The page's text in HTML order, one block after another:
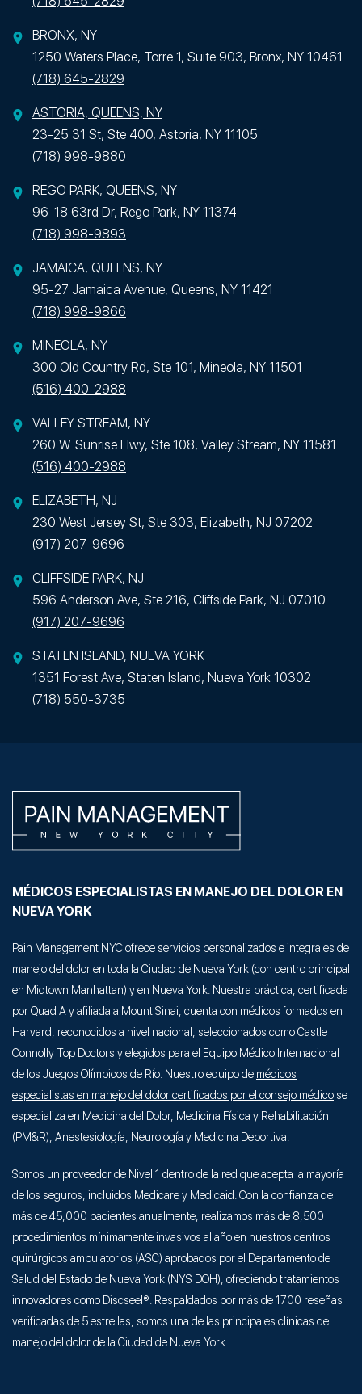
BRONX, NY
1250 Waters Place, Torre 1, Suite 903, Bronx, NY 10461
(718) 645-2829
ASTORIA, QUEENS, NY
23-25 31 St, Ste 400, Astoria, NY 11105
(718) 998-9880
REGO PARK, QUEENS, NY
96-18 63rd Dr, Rego Park, NY 11374
(718) 998-9893
JAMAICA, QUEENS, NY
95-27 Jamaica Avenue, Queens, NY 11421
(718) 998-9866
MINEOLA, NY
300 Old Country Rd, Ste 101, Mineola, NY 11501
(516) 400-2988
VALLEY STREAM, NY
260 W. Sunrise Hwy, Ste 108, Valley Stream, NY 11581
(516) 400-2988
ELIZABETH, NJ
230 West Jersey St, Ste 303, Elizabeth, NJ 07202
(917) 207-9696
CLIFFSIDE PARK, NJ
596 Anderson Ave, Ste 216, Cliffside Park, NJ 07010
(917) 207-9696
STATEN ISLAND, NUEVA YORK
1351 Forest Ave, Staten Island, Nueva York 10302
(718) 550-3735
MÉDICOS ESPECIALISTAS EN MANEJO DEL DOLOR EN
NUEVA YORK
Pain Management NYC ofrece servicios personalizados e integrales de
manejo del dolor en toda la Ciudad de Nueva York (con centro principal
en Midtown Manhattan) y en Nueva York. Nuestra práctica, certificada
por Quad A y afiliada a Mount Sinai, cuenta con médicos formados en
Harvard, reconocidos a nivel nacional, seleccionados como Castle
Connolly Top Doctors y elegidos para el Equipo Médico Internacional
de los Juegos Olímpicos de Río. Nuestro equipo de médicos
especialistas en manejo del dolor certificados por el consejo médico se
especializa en Medicina del Dolor, Medicina Física y Rehabilitación
(PM&R), Anestesiología, Neurología y Medicina Deportiva.
Somos un proveedor de Nivel 1 dentro de la red que acepta la mayoría
de los seguros, incluidos Medicare y Medicaid. Con la confianza de
más de 45,000 pacientes anualmente, realizamos más de 8,500
procedimientos mínimamente invasivos al año en nuestros centros
quirúrgicos ambulatorios (ASC) aprobados por el Departamento de
Salud del Estado de Nueva York (NYS DOH), ofreciendo tratamientos
innovadores como Discseel®. Respaldados por más de 1700 reseñas
verificadas de 5 estrellas, somos una de las principales clínicas de
manejo del dolor de la Ciudad de Nueva York.